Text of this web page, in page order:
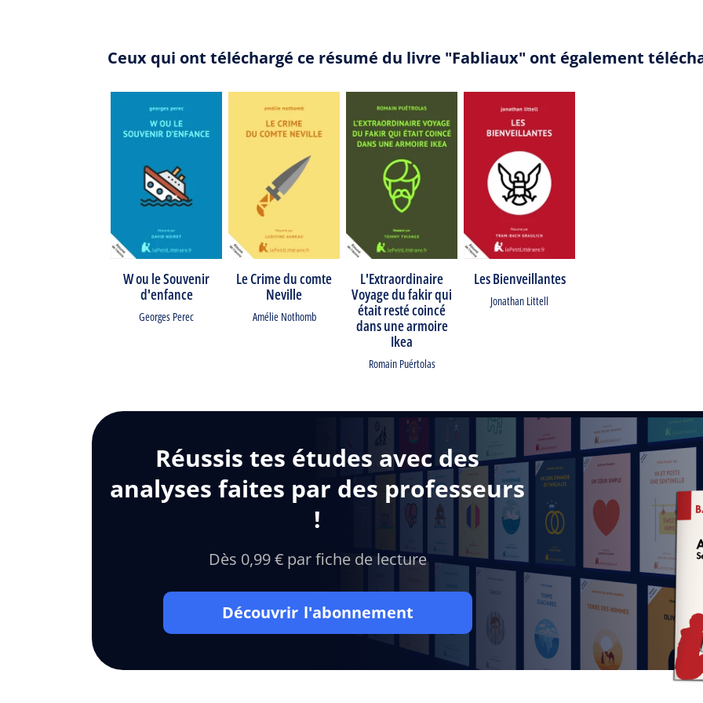
Ceux qui ont téléchargé ce résumé du livre "Fabliaux" ont également
W ou le Souvenir
d'enfance
Georges Perec
Le Crime du comte
Neville
Amélie Nothomb
L'Extraordinaire
Voyage du fakir qui
était resté coincé
dans une armoire
Ikea
Romain Puértolas
Les Bienveillantes
Jonathan Littell
Réussis tes études avec des
analyses faites par des professeurs
!
Dès 0,99 € par fiche de lecture
Découvrir l'abonnement